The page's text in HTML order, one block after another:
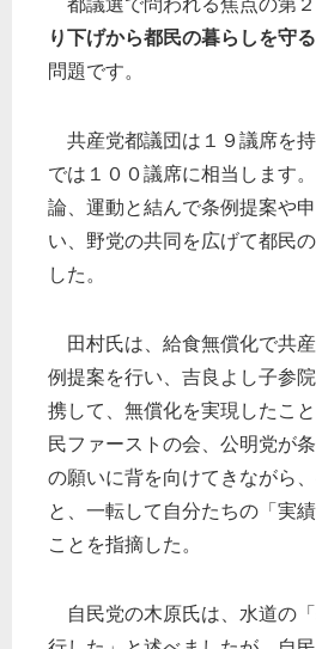
り下げから都民の暮らしを守
問題です。
共産党都議団は１９議席を
では１００議席に相当します
論、運動と結んで条例提案や
い、野党の共同を広げて都民
した。
田村氏は、給食無償化で共
例提案を行い、吉良よし子参
携して、無償化を実現したこ
民ファーストの会、公明党が
の願いに背を向けてきながら
と、一転して自分たちの「実
ことを指摘した。
自民党の木原氏は、水道の